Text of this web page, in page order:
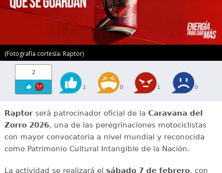
(Fotografía cortesía: Raptor)
2
1 0 1 0
Raptorserá patrocinador oficial de la Caravana del
Zorro 2026, una de las peregrinaciones motociclistas
con mayor convocatoria a nivel mundial y reconocida
como Patrimonio Cultural Intangible de la Nación.
La actividad se realizará el sábado 7 de febrero, con